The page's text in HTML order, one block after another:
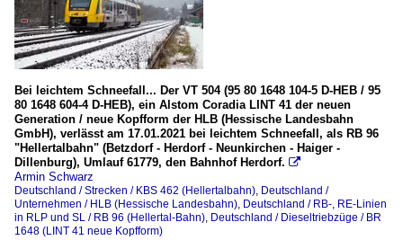
Bei leichtem Schneefall... Der VT 504 (95 80 1648 104-5 D-HEB / 95
80 1648 604-4 D-HEB), ein Alstom Coradia LINT 41 der neuen
Generation / neue Kopfform der HLB (Hessische Landesbahn
GmbH), verlässt am 17.01.2021 bei leichtem Schneefall, als RB 96
"Hellertalbahn" (Betzdorf - Herdorf - Neunkirchen - Haiger -
Dillenburg), Umlauf 61779, den Bahnhof Herdorf. 
Armin Schwarz
Deutschland / Strecken / KBS 462 (Hellertalbahn), Deutschland /
Unternehmen / HLB (Hessische Landesbahn), Deutschland / RB-, RE-Linien
in RLP und SL / RB 96 (Hellertal-Bahn), Deutschland / Dieseltriebzüge / BR
1648 (LINT 41 neue Kopfform)